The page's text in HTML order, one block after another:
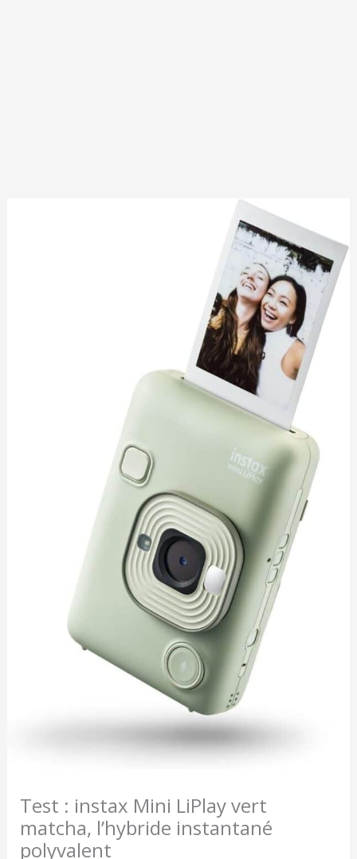
Test : instax Mini LiPlay vert
matcha, l’hybride instantané
polyvalent